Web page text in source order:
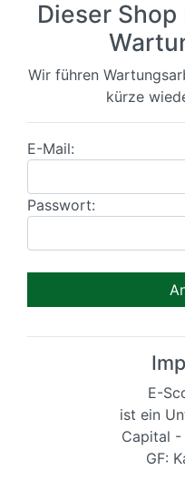
Dieser
Wir führen
kürze
E-Mail:
Passwort:
E-
ist ein
Capital -
GF: